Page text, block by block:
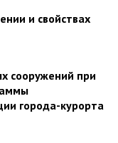
и свойствах
сооружений при
города-курорта